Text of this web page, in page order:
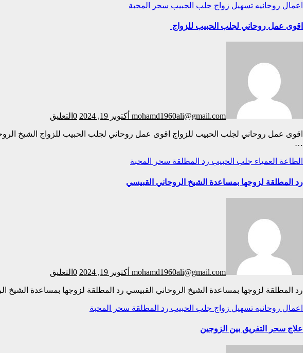
اعمال روحانيه تسهيل زواج جلب الحبيب سحر المحبة
اقوى عمل روحاني لجلب الحبيب للزواج
mohamd1960ali@gmail.com أكتوبر 19, 2024 0 التعليق
…
الطاعة العمياء جلب الحبيب رد المطلقة سحر المحبة
رد المطلقة لزوجها بمساعدة الشيخ الروحاني القبيسي
mohamd1960ali@gmail.com أكتوبر 19, 2024 0 التعليق
رد المطلقة لزوجها بمساعدة الشيخ الروحاني القبيسي رد المطلقة لزوجها بمساعدة
اعمال روحانيه تسهيل زواج جلب الحبيب رد المطلقة سحر المحبة
علاج سحر التفريق بين الزوجين